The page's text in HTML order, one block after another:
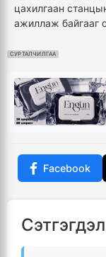
цахилгаан
ажиллаж байгааг
СУРТАЛЧИЛГАА
Facebook